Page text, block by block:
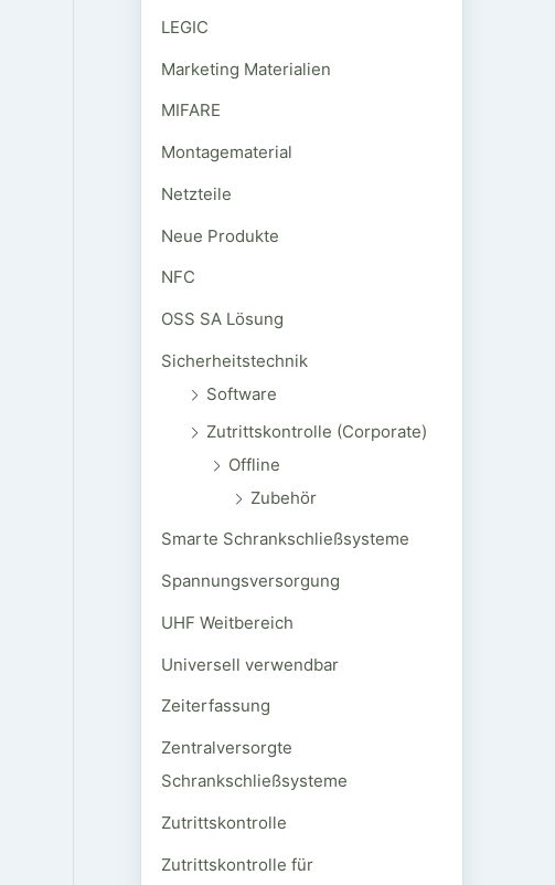
LEGIC
Marketing Materialien
MIFARE
Montagematerial
Netzteile
Neue Produkte
NFC
OSS SA Lösung
Sicherheitstechnik
Software
Zutrittskontrolle (Corporate)
Offline
Zubehör
Smarte Schrankschließsysteme
Spannungsversorgung
UHF Weitbereich
Universell verwendbar
Zeiterfassung
Zentralversorgte
Schrankschließsysteme
Zutrittskontrolle
Zutrittskontrolle für